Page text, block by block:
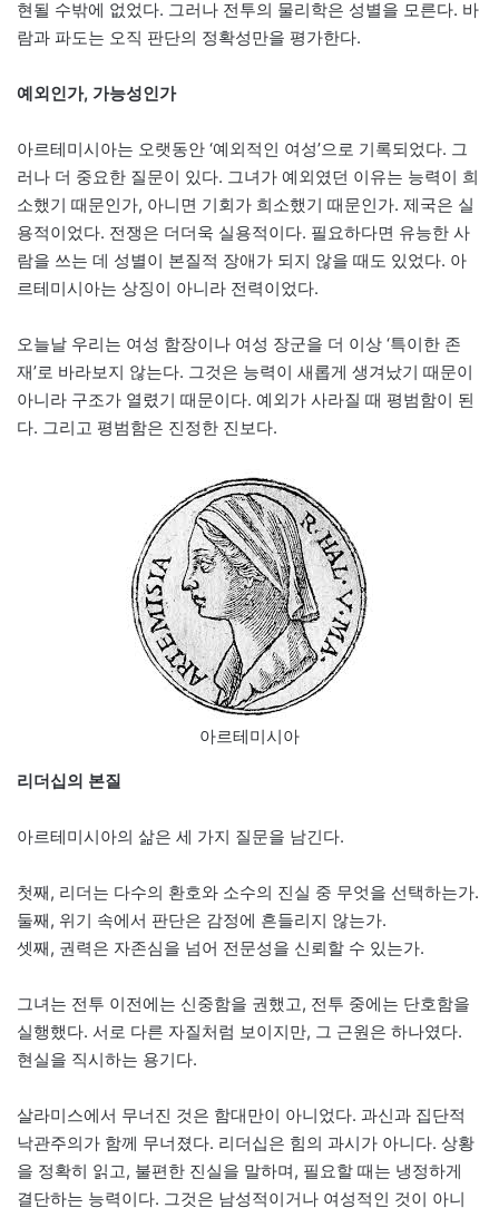
현될 수밖에 없었다. 그러나 전투의 물리학은 성별을 모른다. 바
람과 파도는 오직 판단의 정확성만을 평가한다.
예외인가, 가능성인가
아르테미시아는 오랫동안 ‘예외적인 여성’으로 기록되었다. 그
러나 더 중요한 질문이 있다. 그녀가 예외였던 이유는 능력이 희
소했기 때문인가, 아니면 기회가 희소했기 때문인가. 제국은 실
용적이었다. 전쟁은 더더욱 실용적이다. 필요하다면 유능한 사
람을 쓰는 데 성별이 본질적 장애가 되지 않을 때도 있었다. 아
르테미시아는 상징이 아니라 전력이었다.
오늘날 우리는 여성 함장이나 여성 장군을 더 이상 ‘특이한 존
재’로 바라보지 않는다. 그것은 능력이 새롭게 생겨났기 때문이
아니라 구조가 열렸기 때문이다. 예외가 사라질 때 평범함이 된
다. 그리고 평범함은 진정한 진보다.
아르테미시아
리더십의 본질
아르테미시아의 삶은 세 가지 질문을 남긴다.
첫째, 리더는 다수의 환호와 소수의 진실 중 무엇을 선택하는가.
둘째, 위기 속에서 판단은 감정에 흔들리지 않는가.
셋째, 권력은 자존심을 넘어 전문성을 신뢰할 수 있는가.
그녀는 전투 이전에는 신중함을 권했고, 전투 중에는 단호함을
실행했다. 서로 다른 자질처럼 보이지만, 그 근원은 하나였다.
현실을 직시하는 용기다.
살라미스에서 무너진 것은 함대만이 아니었다. 과신과 집단적
낙관주의가 함께 무너졌다. 리더십은 힘의 과시가 아니다. 상황
을 정확히 읽고, 불편한 진실을 말하며, 필요할 때는 냉정하게
결단하는 능력이다. 그것은 남성적이거나 여성적인 것이 아니